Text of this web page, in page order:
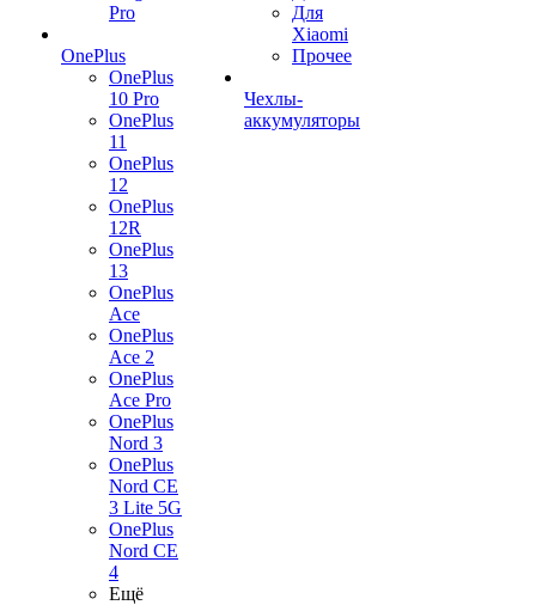
Pro
OnePlus
OnePlus
10 Pro
OnePlus
11
OnePlus
12
OnePlus
12R
OnePlus
13
OnePlus
Ace
OnePlus
Ace 2
OnePlus
Ace Pro
OnePlus
Nord 3
OnePlus
Nord CE
3 Lite 5G
OnePlus
Nord CE
4
Ещё
Для
Xiaomi
Прочее
Чехлы-
аккумуляторы